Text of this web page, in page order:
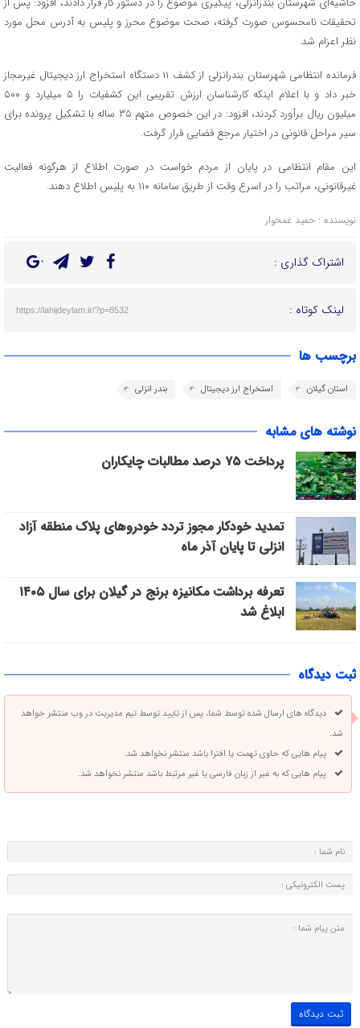
تحقیقات نامحسوس صورت گرفته، صحت موضوع محرز و پلیس به آدرس محل مورد
نظر اعزام شد.
فرمانده انتظامی شهرستان بندرانزلی از کشف ۱۱ دستگاه استخراج ارز دیجیتال غیرمجاز
خبر داد و با اعلام اینکه کارشناسان ارزش تقریبی این کشفیات را ۵ میلیارد و ۵۰۰
میلیون ریال برآورد کردند، افزود: در این خصوص متهم ۳۵ ساله با تشکیل پرونده برای
سیر مراحل قانونی در اختیار مرجع قضایی قرار گرفت.
این مقام انتظامی در پایان از مردم خواست در صورت اطلاع از هرگونه فعالیت
غیرقانونی، مراتب را در اسرع وقت از طریق سامانه ۱۱۰ به پلیس اطلاع دهند.
نویسنده : حمید غمخوار
اشتراک گذاری :
لینک کوتاه : https://lahijdeylam.ir/?p=8532
برچسب ها
استان گیلان استخراج ارز دیجیتال بندر انزلی
نوشته های مشابه
پرداخت ۷۵ درصد مطالبات چایکاران
تمدید خودکار مجوز تردد خودروهای پلاک منطقه آزاد
انزلی تا پایان آذر ماه
تعرفه برداشت مکانیزه برنج در گیلان برای سال ۱۴۰۵
ابلاغ شد
ثبت دیدگاه
دیدگاه های ارسال شده توسط شما، پس از تایید توسط تیم مدیریت در وب منتشر خواهد
شد.
پیام هایی که حاوی تهمت یا افترا باشد منتشر نخواهد شد.
پیام هایی که به غیر از زبان فارسی یا غیر مرتبط باشد منتشر نخواهد شد.